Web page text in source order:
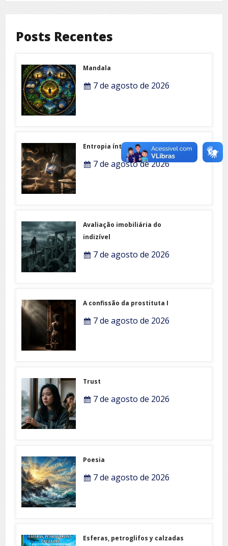
Posts Recentes
Mandala
7 de agosto de 2026
Entropia íntima
7 de agosto de 2026
Avaliação imobiliária do
indizível
7 de agosto de 2026
A confissão da prostituta I
7 de agosto de 2026
Trust
7 de agosto de 2026
Poesia
7 de agosto de 2026
Esferas, petroglifos y calzadas